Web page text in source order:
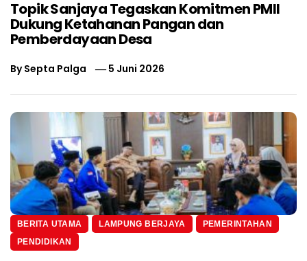
Topik Sanjaya Tegaskan Komitmen PMII
Dukung Ketahanan Pangan dan
Pemberdayaan Desa
BySepta Palga 5 Juni 2026
BERITA UTAMA LAMPUNG BERJAYA
PEMERINTAHAN
PENDIDIKAN